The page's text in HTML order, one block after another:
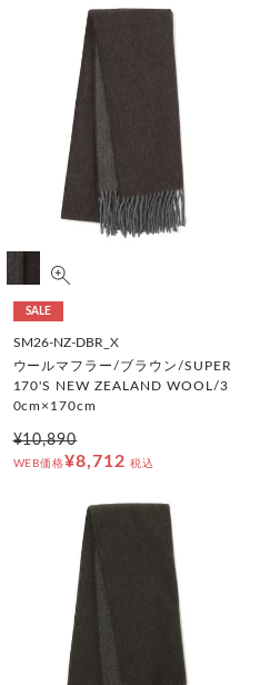
SALE
SM26-NZ-DBR_X
ウールマフラー/ブラウン/SUPER
170'S NEW ZEALAND WOOL/3
0cm×170cm
¥10,890
WEB価格¥8,712 税込